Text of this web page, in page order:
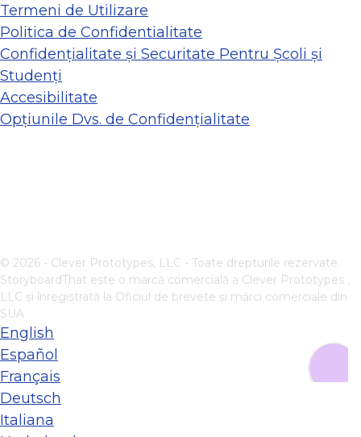
Termeni de Utilizare
Politica de Confidentialitate
Confidențialitate și Securitate Pentru Școli și
Studenți
Accesibilitate
Opțiunile Dvs. de Confidențialitate
© 2026 - Clever Prototypes, LLC - Toate drepturile rezervate.
StoryboardThat este o marcă comercială a Clever Prototypes ,
LLC și înregistrată la Oficiul de brevete și mărci comerciale din
SUA
English
Español
Français
Deutsch
Italiana